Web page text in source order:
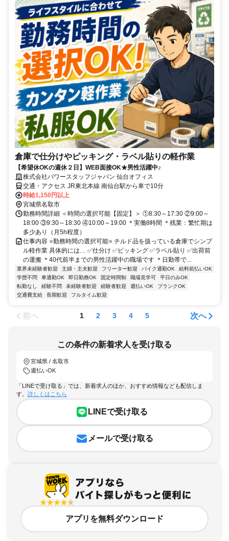
倉庫で仕分けやピッキング・ラベル貼りの軽作業
【希望休OKの週休２日】WEB面接OK★男性活躍中♪
株式会社パワースタッフジャパン 仙台オフィス
交通・アクセス JR東北本線 南仙台駅から車で10分
時給1,150円以上
宮城県名取市
勤務時間詳細 ＜時間の選択可能【固定】＞ ①8:30～17:30 ②9:00～
18:00 ③9:30～18:30 ④10:00～19:00 ＊実働8時間 ＊残業：繁忙期は
多少あり（月5h程度）
仕事内容 ⭐勤務時間の選択可能⭐ チルド品を扱っている倉庫でシンプ
ル軽作業 具体的には… ✅仕分け ✅ピッキング ✅ラベル貼り ✅出荷前
の運搬 ＊40代前半までの男性活躍中の職場です ＊日勤帯で...
業界未経験者歓迎 主婦・主夫歓迎 フリーター歓迎 バイク通勤OK
給料前払いOK
学歴不問
車通勤OK 即日勤務OK 固定時間制 職場見学可
平日のみOK
転勤なし
経験不問 未経験者歓迎 経験者歓迎 週払いOK
ブランクOK
交通費支給
長期歓迎 フルタイム歓迎
前へ 1 2 3 4 5 次へ
この条件の新着求人を受け取る
宮城県 / 名取市
週払いOK
「LINEで受け取る」では、新着求人のほか、おすすめ情報なども配信しま
す。 詳しくはこちら
LINEで受け取る
メールで受け取る
アプリを無料ダウンロード